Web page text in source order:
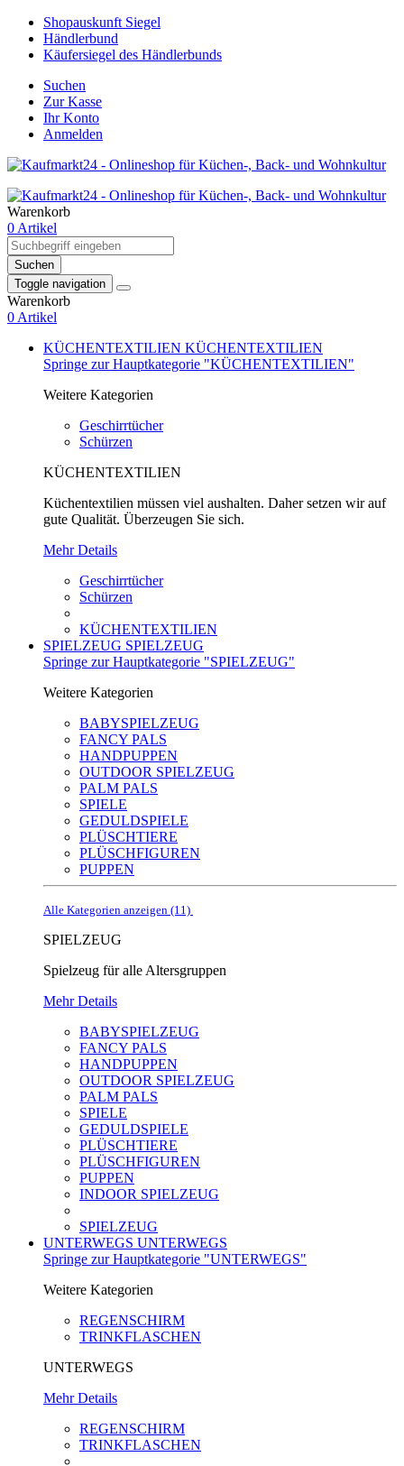
Shopauskunft Siegel
Händlerbund
Käufersiegel des Händlerbunds
Suchen
Zur Kasse
Ihr Konto
Anmelden
Warenkorb
0 Artikel
Suchen
Toggle navigation
Warenkorb
0 Artikel
KÜCHENTEXTILIEN KÜCHENTEXTILIEN
Springe zur Hauptkategorie "KÜCHENTEXTILIEN"
Weitere Kategorien
Geschirrtücher
Schürzen
KÜCHENTEXTILIEN
Küchentextilien müssen viel aushalten. Daher setzen wir auf
gute Qualität. Überzeugen Sie sich.
Mehr Details
Geschirrtücher
Schürzen
KÜCHENTEXTILIEN
SPIELZEUG SPIELZEUG
Springe zur Hauptkategorie "SPIELZEUG"
Weitere Kategorien
BABYSPIELZEUG
FANCY PALS
HANDPUPPEN
OUTDOOR SPIELZEUG
PALM PALS
SPIELE
GEDULDSPIELE
PLÜSCHTIERE
PLÜSCHFIGUREN
PUPPEN
Alle Kategorien anzeigen (11)
SPIELZEUG
Spielzeug für alle Altersgruppen
Mehr Details
BABYSPIELZEUG
FANCY PALS
HANDPUPPEN
OUTDOOR SPIELZEUG
PALM PALS
SPIELE
GEDULDSPIELE
PLÜSCHTIERE
PLÜSCHFIGUREN
PUPPEN
INDOOR SPIELZEUG
SPIELZEUG
UNTERWEGS UNTERWEGS
Springe zur Hauptkategorie "UNTERWEGS"
Weitere Kategorien
REGENSCHIRM
TRINKFLASCHEN
UNTERWEGS
Mehr Details
REGENSCHIRM
TRINKFLASCHEN